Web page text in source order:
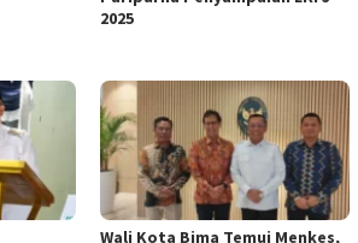
2025
Wali Kota Bima Temui Menkes,